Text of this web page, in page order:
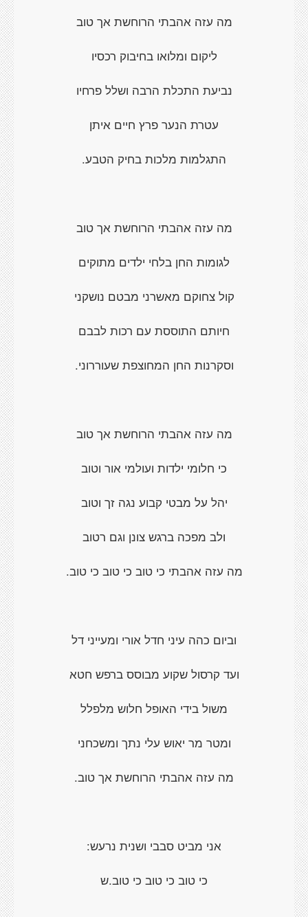
מה עזה אהבתי הרוחשת אך טוב
ליקום ומלואו בחיבוק רכסיו
נביעת התכלת הרבה ושלל פרחיו
עטרת הנער פרץ חיים איתן
התגלמות מלכות בחיק הטבע.
מה עזה אהבתי הרוחשת אך טוב
לגומות החן בלחי ילדים מתוקים
קול צחוקם מאשרני מבטם נושקני
חיותם התוססת עם רכות לבבם
וסקרנות החן המחוצפת שעוררוני.
מה עזה אהבתי הרוחשת אך טוב
כי חלומי ילדות ועולמי אור וטוב
יהל על מבטי קבוע נגה זך וטוב
ולב מפכה ברגש צונן וגם רטוב
מה עזה אהבתי כי טוב כי טוב כי טוב.
וביום כהה עיני חדל אורי ומעייני דל
ועד קרסול שקוע מבוסס ברפש חטא
משול בידי האופל חלוש מלפלל
ומטר מר יאוש עלי נתך ומשכחני
מה עזה אהבתי הרוחשת אך טוב.
אני מביט סבבי ושנית נרעש:
כי טוב כי טוב כי טוב.ש